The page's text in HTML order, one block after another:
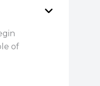
of